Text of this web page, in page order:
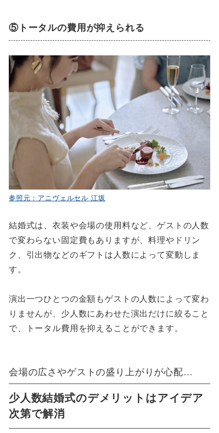
⑤トータルの費用が抑えられる
参照元：アニヴェルセル 江坂
結婚式は、衣装や会場の使用料など、ゲストの人数
で変わらない固定費もありますが、料理やドリン
ク、引出物などのギフトは人数によって変動しま
す。
演出一つひとつの金額もゲストの人数によって変わ
りませんが、少人数にあわせた演出だけに絞ること
で、トータル費用を抑えることができます。
会場の広さやゲストの盛り上がりが心配…
少人数結婚式のデメリットはアイデア
次第で解消